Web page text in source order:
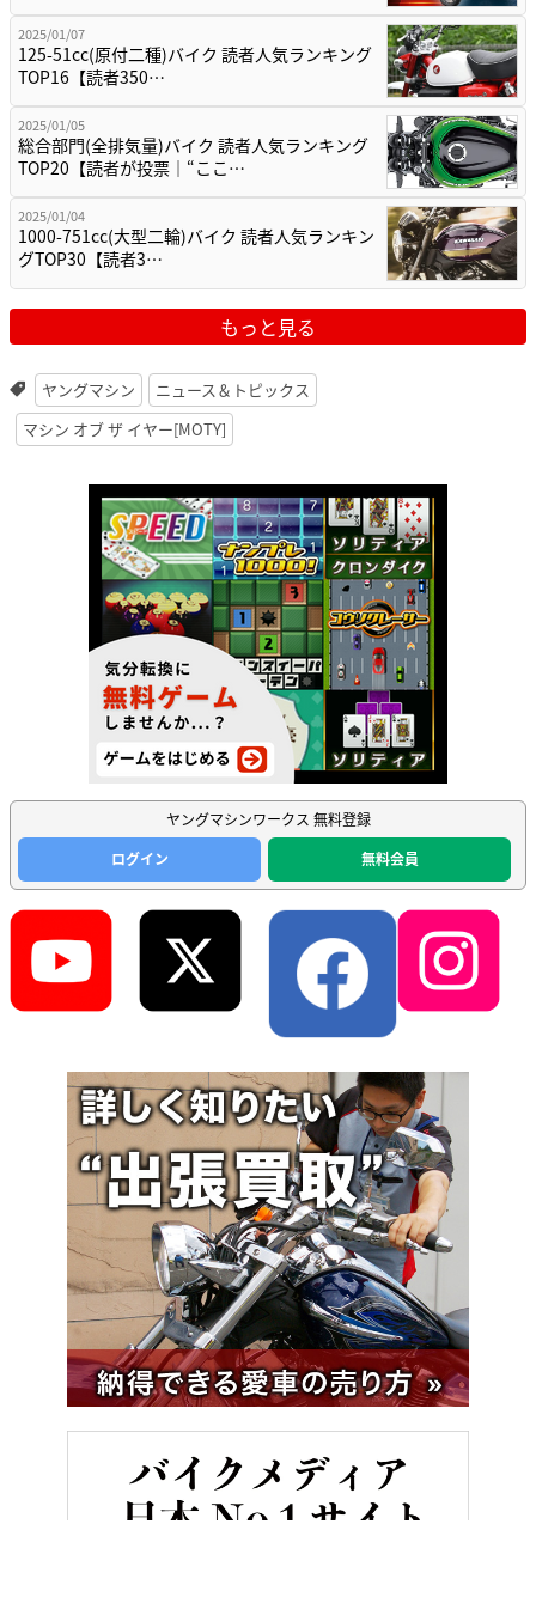
2025/01/07
125-51cc(原付二種)バイク 読者人気ランキング
TOP16【読者350…
2025/01/05
総合部門(全排気量)バイク 読者人気ランキング
TOP20【読者が投票｜“ここ…
2025/01/04
1000-751cc(大型二輪)バイク 読者人気ランキン
グTOP30【読者3…
もっと見る
ヤングマシン
ニュース＆トピックス
マシン オブ ザ イヤー[MOTY]
ヤングマシンワークス 無料登録
ログイン
無料会員